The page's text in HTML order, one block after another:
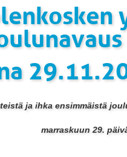
ja ihka ensimmäistä
marraskuun 29.